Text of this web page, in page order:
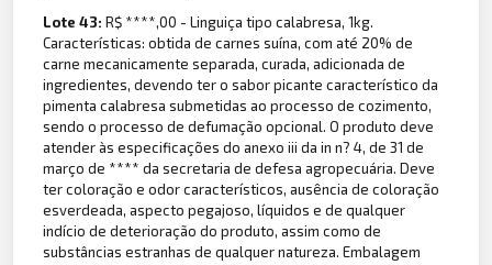
Lote 43:R$ ****,00 - Linguiça tipo calabresa, 1kg.
Características: obtida de carnes suína, com até 20% de
carne mecanicamente separada, curada, adicionada de
ingredientes, devendo ter o sabor picante característico da
pimenta calabresa submetidas ao processo de cozimento,
sendo o processo de defumação opcional. O produto deve
atender às especificações do anexo iii da in n? 4, de 31 de
março de **** da secretaria de defesa agropecuária. Deve
ter coloração e odor característicos, ausência de coloração
esverdeada, aspecto pegajoso, líquidos e de qualquer
indício de deterioração do produto, assim como de
substâncias estranhas de qualquer natureza. Embalagem